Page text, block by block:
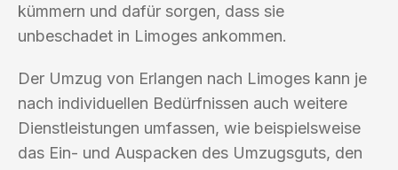
kümmern und dafür sorgen, dass sie
unbeschadet in Limoges ankommen.
Der Umzug von Erlangen nach Limoges kann je
nach individuellen Bedürfnissen auch weitere
Dienstleistungen umfassen, wie beispielsweise
das Ein- und Auspacken des Umzugsguts, den